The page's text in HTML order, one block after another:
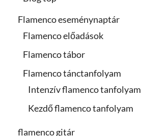
Flamenco eseménynaptár
Flamenco előadások
Flamenco tábor
Flamenco tánctanfolyam
Intenzív flamenco tanfolyam
Kezdő flamenco tanfolyam
flamenco gitár